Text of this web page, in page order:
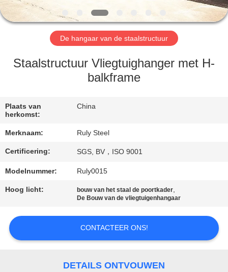
VR-
SHOW
ONGEVEER
FABRIEKSREIS
KWALITEITSCONTROLE
CONTACTEER
ONS
NIEUWS
De hangaar van de staalstructuur
Staalstructuur Vliegtuighanger met H-
balkframe
Plaats van
herkomst:
China
Merknaam: Ruly Steel
Certificering: SGS, BV，ISO 9001
Modelnummer: Ruly0015
Hoog licht: bouw van het staal de poortkader,
De Bouw van de vliegtuigenhangaar
CONTACTEER ONS!
DETAILS ONTVOUWEN